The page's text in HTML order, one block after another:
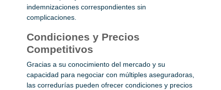
indemnizaciones correspondientes sin
complicaciones.
Condiciones y Precios
Competitivos
Gracias a su conocimiento del mercado y su
capacidad para negociar con múltiples aseguradoras,
las corredurías pueden ofrecer condiciones y precios